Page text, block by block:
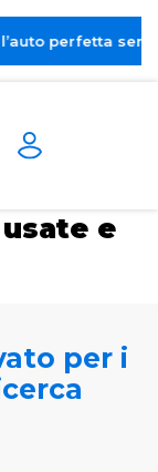
senza
Alfa Romeo
e
per i